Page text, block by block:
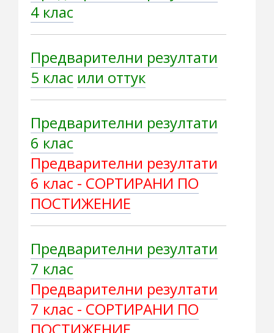
4 клас
Предварителни резултати
5 клас или оттук
Предварителни резултати
6 клас
Предварителни резултати
6 клас - СОРТИРАНИ ПО
ПОСТИЖЕНИЕ
Предварителни резултати
7 клас
Предварителни резултати
7 клас - СОРТИРАНИ ПО